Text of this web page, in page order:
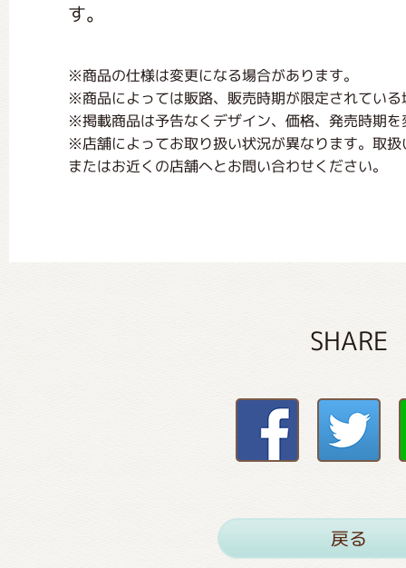
す。
※商品の仕様は変更になる場合があります。
※商品によっては販路、販売時期が限定されてい
※掲載商品は予告なくデザイン、価格、発売時期
※店舗によってお取り扱い状況が異なります。取
またはお近くの店舗へとお問い合わせください。
SHARE
戻る